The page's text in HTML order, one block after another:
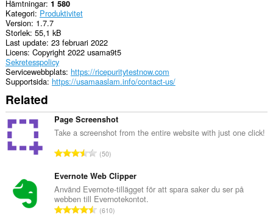
Hämtningar 1 580
Kategori Produktivitet
Version 1.7.7
Storlek 55,1 kB
Last update 23 februari 2022
Licens Copyright 2022 usama9t5
Sekretesspolicy
Servicewebbplats https://ricepuritytestnow.com
Supportsida https://usamaaslam.info/contact-us/
Related
Page Screenshot
Take a screenshot from the entire website with just one click!
T
t
a
l
t
50
Evernote Web Clipper
Använd Evernote-tillägget för att spara saker du ser på
webben till Evernotekontot.
T610